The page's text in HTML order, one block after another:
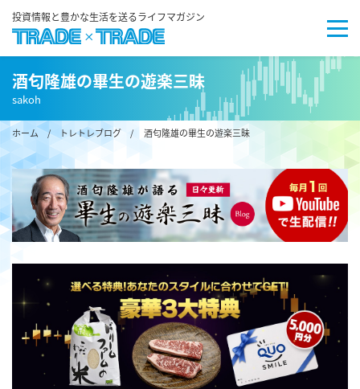
投資情報と豊かな生活を送るライフマガジン
酒匂隆雄の畢生の遊楽三昧
sakoh
ホーム/ トレトレブログ / 酒匂隆雄の畢生の遊楽三昧